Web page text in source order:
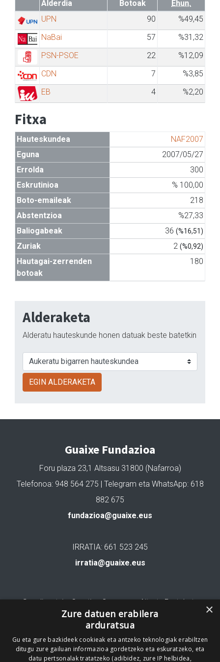
Alderdia Botoak
Ehun.
UPN
90
%49,45
NaBai
57
%31,32
PSN-PSOE
22
%12,09
CDN
7
%3,85
EB
4 %2,20
Fitxa
Hauteskundea
NAF2007
Eguna
2007/05/27
Errolda
300
Eskrutinioa
% 100,00
Boto-emaileak
218
Abstentzioa
%27,33
Baliogabeak
36 (%16,51)
Zuriak 2 (%0,92)
Hautagai-zerrenden
botoak
180
Alderaketa
Alderatu hauteskunde honen datuak beste batetkin
EGIN ALDERAKETA
Guaixe Fundazioa
Foru plaza 23,1 Altsasu 31800 (Nafarroa)
Telefonoa: 948 564 275 | Telegram eta WhatsApp: 618
882 675
fundazioa@guaixe.eus
IRRATIA: 661 523 245
irratia@guaixe.eus
Gure lizentzia: Creative Commons Aitortu Partekatu
Codesyntaxek garatua
×
Zure datuen erabilera
arduratsua
Gu eta gure bazkideek cookieak eta antzeko teknologiak erabiltzen
ditugu zure gailuan informazioa gordetzeko eta eskuratzeko, eta
datu pertsonalak tratatzeko (adibidez, zure IP helbidea,